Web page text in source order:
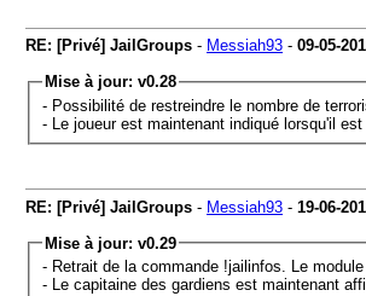
RE: [Privé] JailGroups - Messiah93 - 09-05-
Mise à jour: v0.28
- Possibilité de restreindre le nombre de
- Le joueur est maintenant indiqué lorsqu'il
RE: [Privé] JailGroups - Messiah93 - 19-06-
Mise à jour: v0.29
- Retrait de la commande !jailinfos. Le
- Le capitaine des gardiens est maintenant